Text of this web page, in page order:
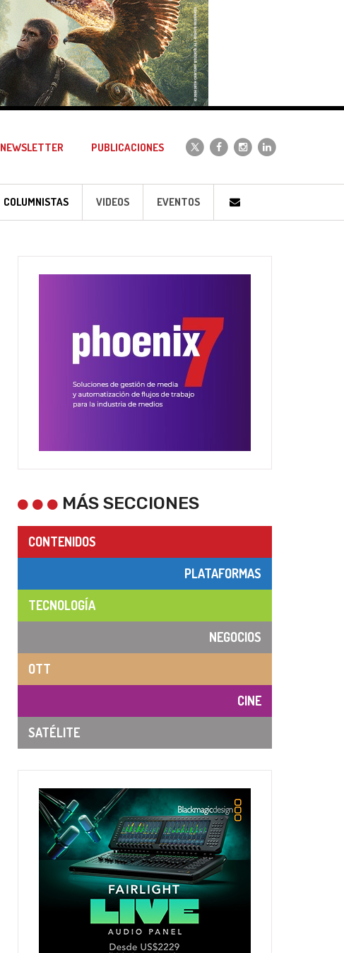
NEWSLETTER PUBLICACIONES
COLUMNISTAS VIDEOS EVENTOS
MÁS SECCIONES
CONTENIDOS
PLATAFORMAS
TECNOLOGÍA
NEGOCIOS
OTT
CINE
SATÉLITE